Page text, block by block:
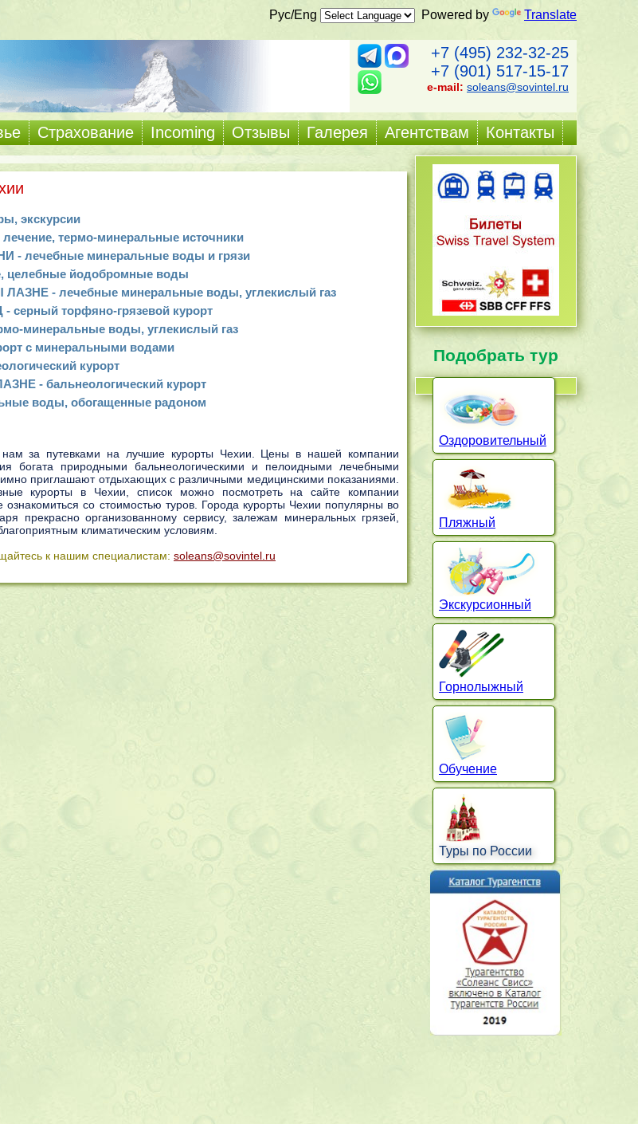
Рус/Eng Powered by Translate
+7 (495) 232-32-25
+7 (901) 517-15-17
e-mail: soleans@sovintel.ru
Страхование Incoming Отзывы Галерея Агентствам Контакты
экскурсии
термо-минеральные источники
- лечебные минеральные воды и грязи
целебные йодобромные воды
- лечебные минеральные воды, углекислый газ
торфяно-грязевой курорт
минеральные воды, углекислый газ
с минеральными водами
курорт
- бальнеологический курорт
воды, обогащенные радоном
за путевками на лучшие курорты Чехии. Цены в нашей компании
богата природными бальнеологическими и пелоидными лечебными
приглашают отдыхающих с различными медицинскими показаниями.
курорты в Чехии, список можно посмотреть на сайте компании
со стоимостью туров. Города курорты Чехии популярны во
прекрасно организованному сервису, залежам минеральных грязей,
климатическим условиям.
к нашим специалистам: soleans@sovintel.ru
Подобрать тур
Оздоровительный
Пляжный
Экскурсионный
Горнолыжный
Обучение
Туры по России